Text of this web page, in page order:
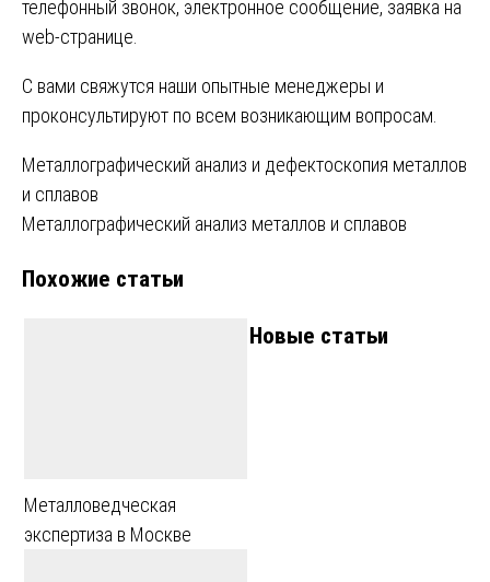
телефонный звонок, электронное сообщение, заявка на
web-странице.
С вами свяжутся наши опытные менеджеры и
проконсультируют по всем возникающим вопросам.
Навигация
по
Металлографический анализ и дефектоскопия металлов
и сплавов
Металлографический анализ металлов и сплавов
Похожие статьи
Металловедческая
экспертиза в Москве
Новые статьи